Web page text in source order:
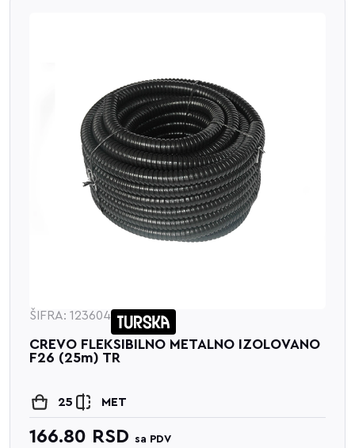
ŠIFRA: 123604
CREVO FLEKSIBILNO METALNO IZOLOVANO
F26 (25m) TR
25 MET
166.80 RSD sa PDV